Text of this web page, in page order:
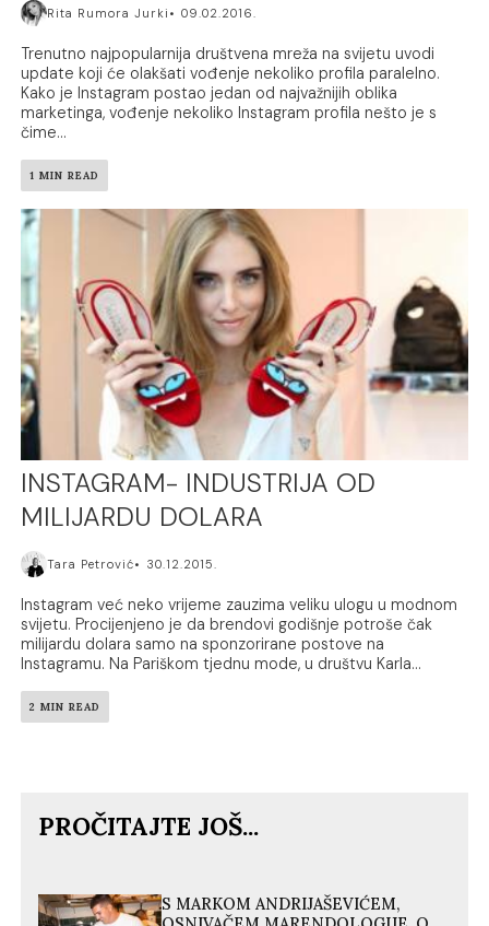
Rita Rumora Jurki 09.02.2016.
Trenutno najpopularnija društvena mreža na svijetu uvodi
update koji će olakšati vođenje nekoliko profila paralelno.
Kako je Instagram postao jedan od najvažnijih oblika
marketinga, vođenje nekoliko Instagram profila nešto je s
čime...
1 MIN READ
INSTAGRAM- INDUSTRIJA OD
MILIJARDU DOLARA
Tara Petrović 30.12.2015.
Instagram već neko vrijeme zauzima veliku ulogu u modnom
svijetu. Procijenjeno je da brendovi godišnje potroše čak
milijardu dolara samo na sponzorirane postove na
Instagramu. Na Pariškom tjednu mode, u društvu Karla...
2 MIN READ
PROČITAJTE JOŠ...
S MARKOM ANDRIJAŠEVIĆEM,